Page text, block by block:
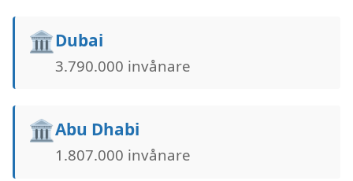
🏛️Dubai
3.790.000 invånare
🏛️Abu Dhabi
1.807.000 invånare